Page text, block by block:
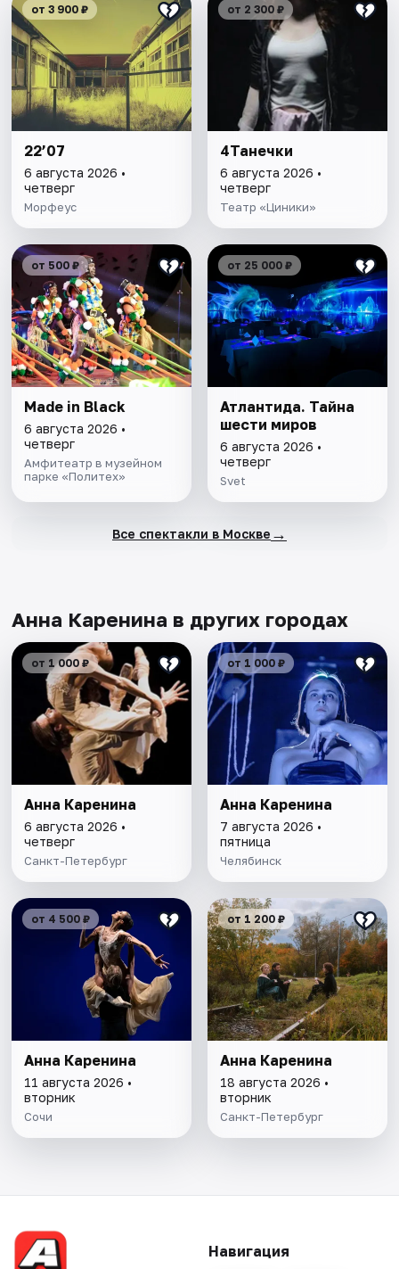
от 3 900 ₽
22’07
6 августа 2026 •
четверг
Морфеус
от 2 300 ₽
4Танечки
6 августа 2026 •
четверг
Театр «Циники»
от 500 ₽
Made in Black
6 августа 2026 •
четверг
Амфитеатр в музейном
парке «Политех»
от 25 000 ₽
Атлантида. Тайна
шести миров
6 августа 2026 •
четверг
Svet
Все спектакли в Москве →
Анна Каренина в других городах
от 1 000 ₽
Анна Каренина
6 августа 2026 •
четверг
Санкт-Петербург
от 1 000 ₽
Анна Каренина
7 августа 2026 •
пятница
Челябинск
от 4 500 ₽
Анна Каренина
11 августа 2026 •
вторник
Сочи
от 1 200 ₽
Анна Каренина
18 августа 2026 •
вторник
Санкт-Петербург
Навигация